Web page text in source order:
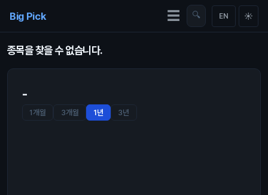
Big Pick ☰ 🔍 EN ☀
종목을 찾을 수 없습니다.
-
1개월 3개월 1년 3년